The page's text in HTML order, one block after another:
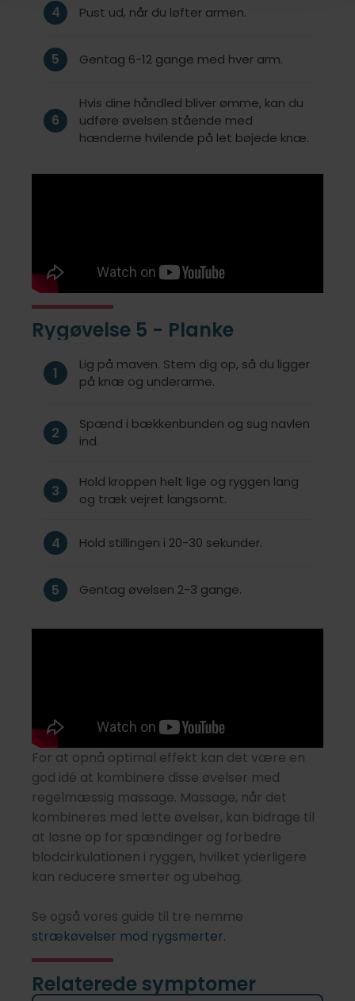
4 Pust ud, når du løfter armen.
5 Gentag 6-12 gange med hver arm.
6
Hvis dine håndled bliver ømme, kan du
udføre øvelsen stående med
hænderne hvilende på let bøjede knæ.
Rygøvelse 5 - Planke
1
Lig på maven. Stem dig op, så du ligger
på knæ og underarme.
2
Spænd i bækkenbunden og sug navlen
ind.
3
Hold kroppen helt lige og ryggen lang
og træk vejret langsomt.
4 Hold stillingen i 20-30 sekunder.
5 Gentag øvelsen 2-3 gange.
For at opnå optimal effekt kan det være en
god idé at kombinere disse øvelser med
regelmæssig massage. Massage, når det
kombineres med lette øvelser, kan bidrage til
at løsne op for spændinger og forbedre
blodcirkulationen i ryggen, hvilket yderligere
kan reducere smerter og ubehag.
Se også vores guide til tre nemme
strækøvelser mod rygsmerter.
Relaterede symptomer